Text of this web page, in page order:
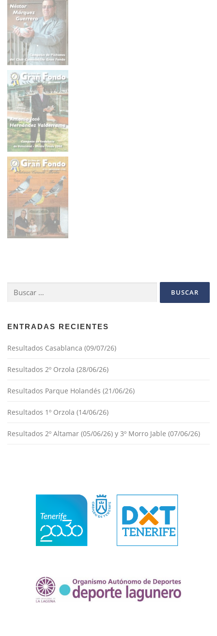
Buscar:
ENTRADAS RECIENTES
Resultados Casablanca (09/07/26)
Resultados 2º Orzola (28/06/26)
Resultados Parque Holandés (21/06/26)
Resultados 1º Orzola (14/06/26)
Resultados 2º Altamar (05/06/26) y 3º Morro Jable (07/06/26)